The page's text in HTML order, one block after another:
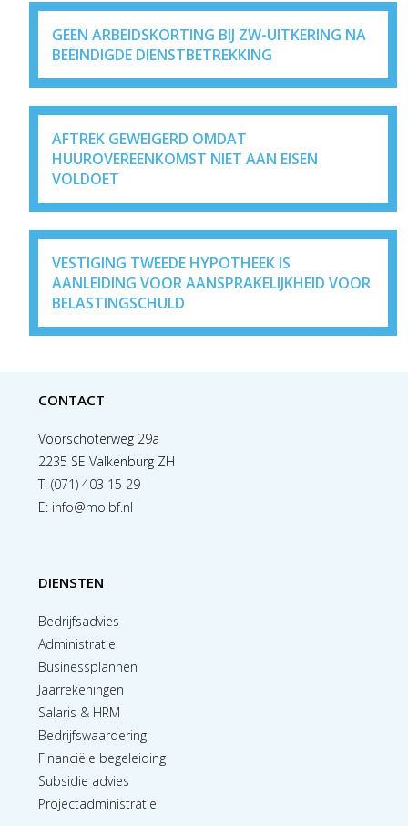
GEEN ARBEIDSKORTING BIJ ZW-UITKERING NA
BEËINDIGDE DIENSTBETREKKING
AFTREK GEWEIGERD OMDAT
HUUROVEREENKOMST NIET AAN EISEN
VOLDOET
VESTIGING TWEEDE HYPOTHEEK IS
AANLEIDING VOOR AANSPRAKELIJKHEID VOOR
BELASTINGSCHULD
CONTACT
Voorschoterweg 29a
2235 SE Valkenburg ZH
T:(071) 403 15 29
E: info@molbf.nl
DIENSTEN
Bedrijfsadvies
Administratie
Businessplannen
Jaarrekeningen
Salaris & HRM
Bedrijfswaardering
Financiële begeleiding
Subsidie advies
Projectadministratie